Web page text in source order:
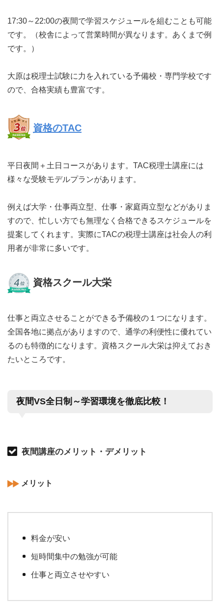
17:30～22:00の夜間で学習スケジュールを組むことも可能
です。（校舎によって営業時間が異なります。あくまで例
です。）
大原は税理士試験に力を入れている予備校・専門学校です
ので、合格実績も豊富です。
資格のTAC
平日夜間＋土日コースがあります。TAC税理士講座には
様々な受験モデルプランがあります。
例えば大学・仕事両立型、仕事・家庭両立型などがありま
すので、忙しい方でも無理なく合格できるスケジュールを
提案してくれます。実際にTACの税理士講座は社会人の利
用者が非常に多いです。
資格スクール大栄
仕事と両立させることができる予備校の１つになります。
全国各地に拠点がありますので、通学の利便性に優れてい
るのも特徴的になります。資格スクール大栄は抑えておき
たいところです。
夜間VS全日制～学習環境を徹底比較！
夜間講座のメリット・デメリット
メリット
料金が安い
短時間集中の勉強が可能
仕事と両立させやすい